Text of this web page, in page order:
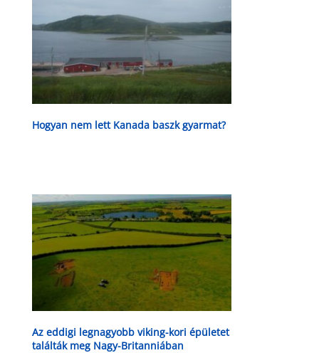
Hogyan nem lett Kanada baszk gyarmat?
Az eddigi legnagyobb viking-kori épületet
találták meg Nagy-Britanniában